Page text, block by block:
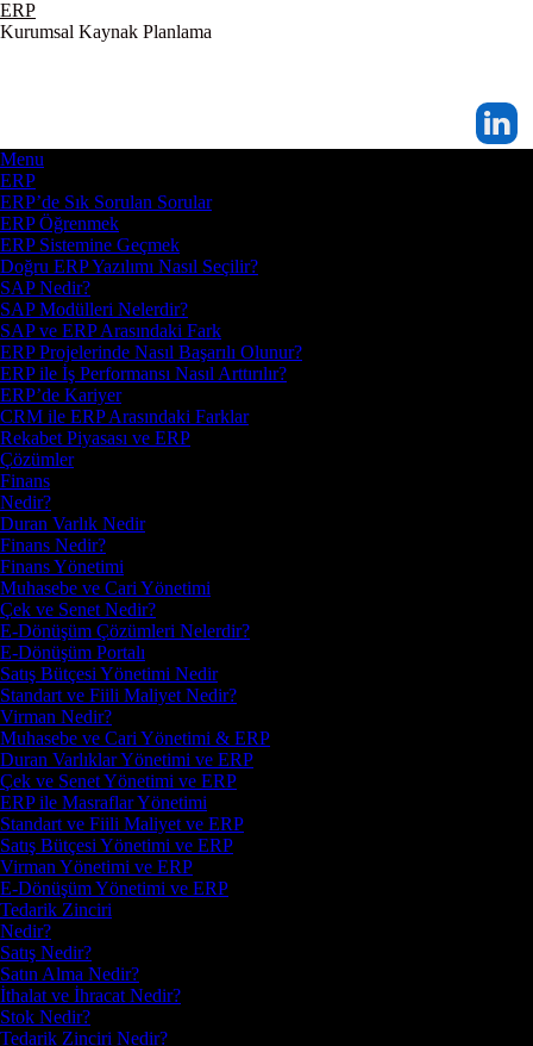
ERP
Kurumsal Kaynak Planlama
Menu
ERP
ERP’de Sık Sorulan Sorular
ERP Öğrenmek
ERP Sistemine Geçmek
Doğru ERP Yazılımı Nasıl Seçilir?
SAP Nedir?
SAP Modülleri Nelerdir?
SAP ve ERP Arasındaki Fark
ERP Projelerinde Nasıl Başarılı Olunur?
ERP ile İş Performansı Nasıl Arttırılır?
ERP’de Kariyer
CRM ile ERP Arasındaki Farklar
Rekabet Piyasası ve ERP
Çözümler
Finans
Nedir?
Duran Varlık Nedir
Finans Nedir?
Finans Yönetimi
Muhasebe ve Cari Yönetimi
Çek ve Senet Nedir?
E-Dönüşüm Çözümleri Nelerdir?
E-Dönüşüm Portalı
Satış Bütçesi Yönetimi Nedir
Standart ve Fiili Maliyet Nedir?
Virman Nedir?
Muhasebe ve Cari Yönetimi & ERP
Duran Varlıklar Yönetimi ve ERP
Çek ve Senet Yönetimi ve ERP
ERP ile Masraflar Yönetimi
Standart ve Fiili Maliyet ve ERP
Satış Bütçesi Yönetimi ve ERP
Virman Yönetimi ve ERP
E-Dönüşüm Yönetimi ve ERP
Tedarik Zinciri
Nedir?
Satış Nedir?
Satın Alma Nedir?
İthalat ve İhracat Nedir?
Stok Nedir?
Tedarik Zinciri Nedir?